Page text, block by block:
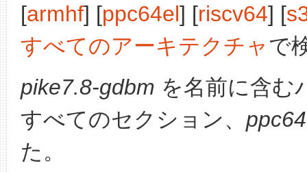
[armhf] [ppc64el] [riscv64] [
すべてのアーキテクチャで
pike7.8-gdbm を名前に含む
すべてのセクション、
た。